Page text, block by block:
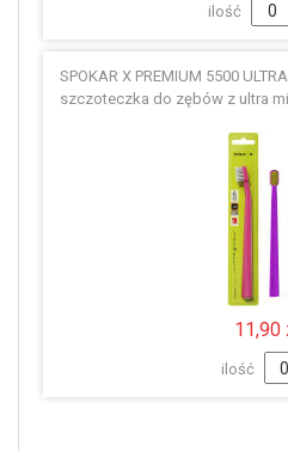
ilość
SPOKAR X PREMIUM 5500
szczoteczka do zębów z ultra
11,90
ilość